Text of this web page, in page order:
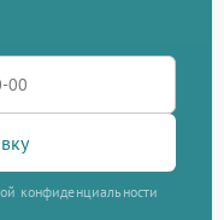
конфиденциальности